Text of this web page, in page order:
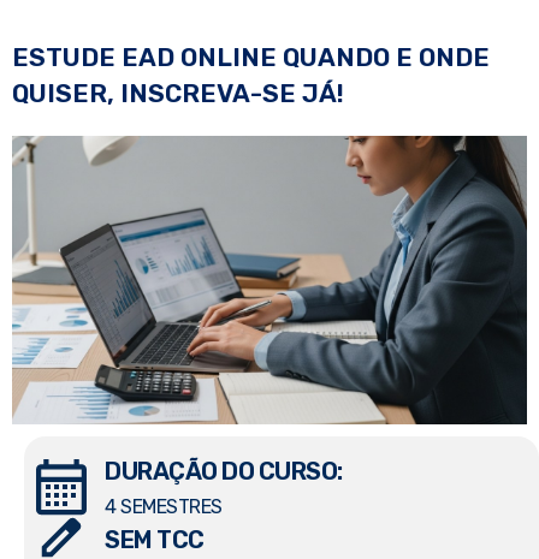
ESTUDE EAD ONLINE QUANDO E ONDE
QUISER, INSCREVA-SE JÁ!
DURAÇÃO DO CURSO:
4 SEMESTRES
SEM TCC